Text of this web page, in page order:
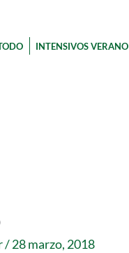
INTENSIVOS VERANO
/28 marzo, 2018